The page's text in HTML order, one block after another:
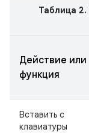
Таблица 2.
Действие или
функция
Вставить с
клавиатуры